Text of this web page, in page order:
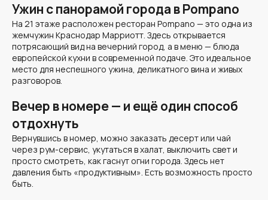
Ужин с панорамой города в Pompano
На 21 этаже расположен ресторан Pompano — это одна из
жемчужин Краснодар Марриотт. Здесь открывается
потрясающий вид на вечерний город, а в меню — блюда
европейской кухни в современной подаче. Это идеальное
место для неспешного ужина, деликатного вина и живых
разговоров.
Вечер в номере — и ещё один способ
отдохнуть
Вернувшись в номер, можно заказать десерт или чай
через рум-сервис, укутаться в халат, выключить свет и
просто смотреть, как гаснут огни города. Здесь нет
давления быть «продуктивным». Есть возможность просто
быть.